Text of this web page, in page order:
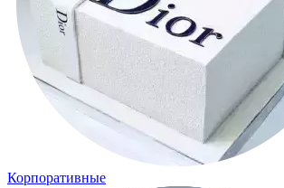
Корпоративные